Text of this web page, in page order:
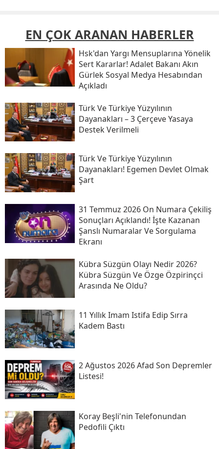
EN ÇOK ARANAN HABERLER
Hsk'dan Yargı Mensuplarına Yönelik
Sert Kararlar! Adalet Bakanı Akın
Gürlek Sosyal Medya Hesabından
Açıkladı
Türk Ve Türkiye Yüzyılının
Dayanakları – 3 Çerçeve Yasaya
Destek Verilmeli
Türk Ve Türkiye Yüzyılının
Dayanakları! Egemen Devlet Olmak
Şart
31 Temmuz 2026 On Numara Çekiliş
Sonuçları Açıklandı! İşte Kazanan
Şanslı Numaralar Ve Sorgulama
Ekranı
Kübra Süzgün Olayı Nedir 2026?
Kübra Süzgün Ve Özge Özpirinçci
Arasında Ne Oldu?
11 Yıllık Imam Istifa Edip Sırra
Kadem Bastı
2 Ağustos 2026 Afad Son Depremler
Listesi!
Koray Beşli'nin Telefonundan
Pedofili Çıktı